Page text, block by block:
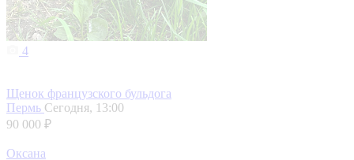
4
Щенок французского бульдога
Пермь Сегодня, 13:00
90 000 ₽
Оксана